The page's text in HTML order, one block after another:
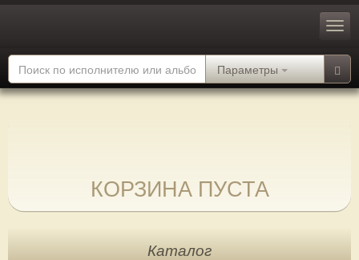
Параметры
КОРЗИНА ПУСТА
Каталог